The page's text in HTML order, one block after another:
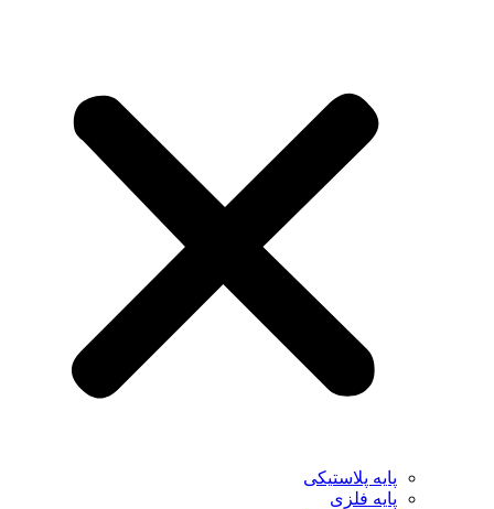
پایه پلاستیکی
پایه فلزی